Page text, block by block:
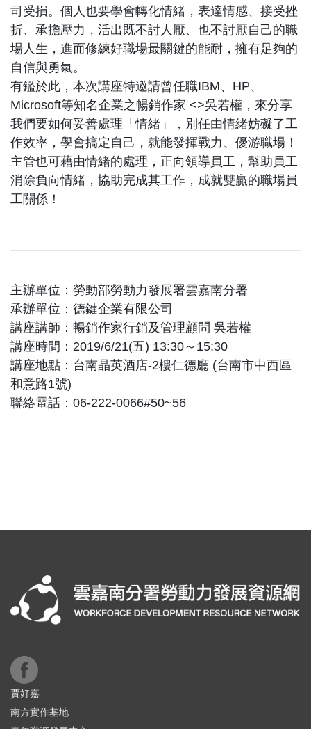
司受損。個人也要學會轉化情緒，表達情感、接受挫
折、承擔壓力，活出既不討人厭、也不討厭自己的職
場人生，進而修練好職場最關鍵的能耐，擁有足夠的
自信與勇氣。
有鑑於此，本次講座特邀請曾任職IBM、HP、
Microsoft等知名企業之暢銷作家 <>吳若權，來分享
我們要如何妥善處理「情緒」，別任由情緒妨礙了工
作效率，學會搞定自己，就能發揮戰力、優游職場！
主管也可藉由情緒的處理，正向領導員工，幫助員工
消除負向情緒，協助完成其工作，成就雙贏的職場員
工關係！
主辦單位：勞動部勞動力發展署雲嘉南分署
承辦單位：德鍵企業有限公司
講座講師：暢銷作家行銷及管理顧問 吳若權
講座時間：2019/6/21(五) 13:30～15:30
講座地點：台南晶英酒店-2樓仁德廳 (台南市中西區
和意路1號)
聯絡電話：06-222-0066#50~56
賈好嘉
南方實作基地